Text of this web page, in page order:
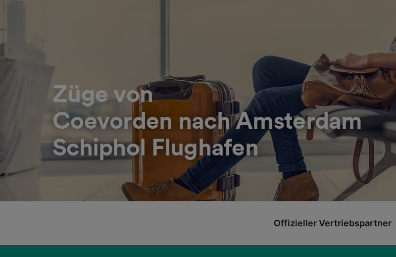
Züge von
Coevorden nach Amsterdam
Schiphol Flughafen
Offizieller Vertriebspartner